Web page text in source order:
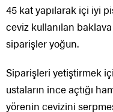
45 kat yapılarak içi iyi
ceviz kullanılan
siparişler yoğun.
Siparişleri yetiştirmek
ustaların ince açtığı
yörenin cevizini